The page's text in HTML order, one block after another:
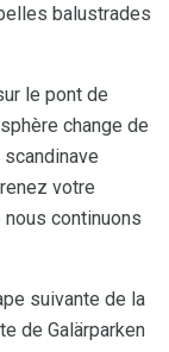
balustrades
le pont de
change de
votre
continuons
suivante de la
de Galärparken